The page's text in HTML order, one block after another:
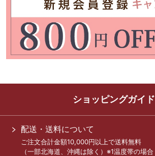
ショッピングガイド
配送・送料について
ご注文合計金額10,000円以上で送料無料
（一部北海道、沖縄は除く）※1温度帯の場合